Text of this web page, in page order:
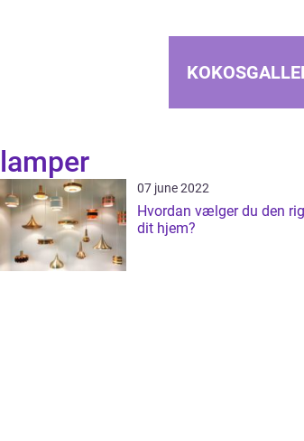
lamper
07 june 2022
Hvordan vælger du den
dit hjem?